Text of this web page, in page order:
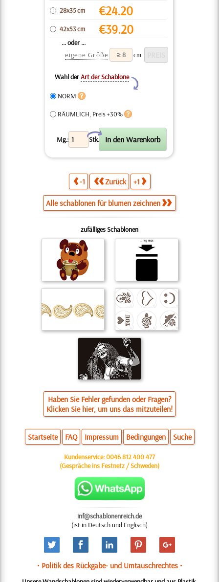
28x35 cm €24.20
42x53 cm €39.20
... oder ...
eigene Größe
cm
Wahl derArt der Schablone
Y
NORM
RÄUMLICH, Preis +30%
Mg.: Stk.
X
-1 Zurück +1
Alle schablonen für blumen zeichnen
zufälliges Schablonen
Haben Sie Fehler gefunden oder Fragen?
Klicken Sie hier, um uns das mitzuteilen!
Startseite FAQ Impressum Bedingungen Suche
Kundenservice:0046 812 400 477
(Gespräche ins Festnetz / Schweden)
inf@schablonenreich.de
(ist in Deutsch und Englisch)
• Politik des Rückgabe- und Umtauschrechtes •